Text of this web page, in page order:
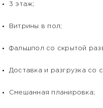
3 этаж;
Витрины в пол;
Фальшпол со скрытой
Доставка и разгрузка со
Смешанная планировка;